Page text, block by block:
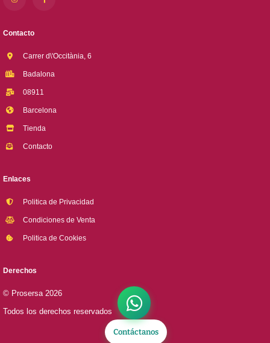
Contáctanos
Contacto
Carrer d\'Occitània, 6
Badalona
08911
Barcelona
Tienda
Contacto
Enlaces
Politica de Privacidad
Condiciones de Venta
Politica de Cookies
Derechos
© Prosersa 2026
Todos los derechos reservados